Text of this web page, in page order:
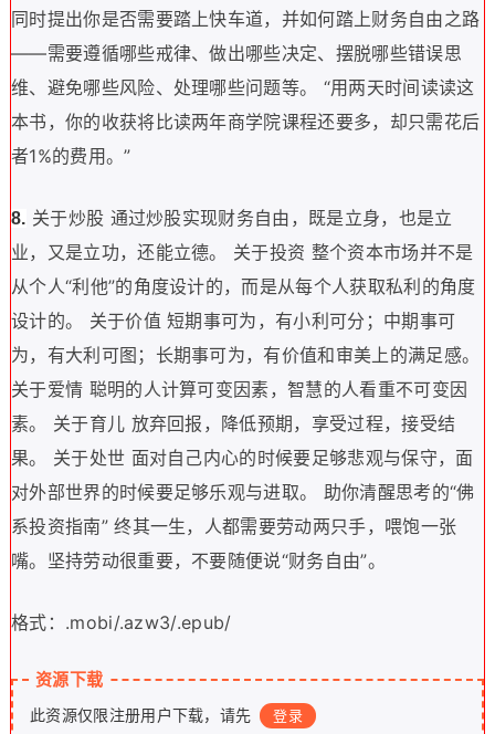
同时提出你是否需要踏上快车道，并如何踏上财务自由之路
——需要遵循哪些戒律、做出哪些决定、摆脱哪些错误思
维、避免哪些风险、处理哪些问题等。 “用两天时间读读这
本书，你的收获将比读两年商学院课程还要多，却只需花后
者1%的费用。”
8. 关于炒股 通过炒股实现财务自由，既是立身，也是立
业，又是立功，还能立德。 关于投资 整个资本市场并不是
从个人“利他”的角度设计的，而是从每个人获取私利的角度
设计的。 关于价值 短期事可为，有小利可分；中期事可
为，有大利可图；长期事可为，有价值和审美上的满足感。
关于爱情 聪明的人计算可变因素，智慧的人看重不可变因
素。 关于育儿 放弃回报，降低预期，享受过程，接受结
果。 关于处世 面对自己内心的时候要足够悲观与保守，面
对外部世界的时候要足够乐观与进取。 助你清醒思考的“佛
系投资指南” 终其一生，人都需要劳动两只手，喂饱一张
嘴。坚持劳动很重要，不要随便说“财务自由”。
格式：.mobi/.azw3/.epub/
资源下载
此资源仅限注册用户下载，请先 登录